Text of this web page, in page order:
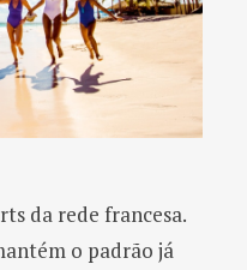
da rede francesa.
o padrão já